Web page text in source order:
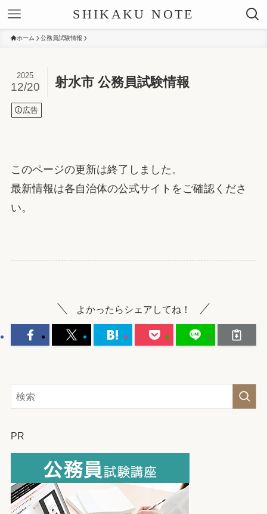
SHIKAKU NOTE
ホーム 公務員試験情報
射水市 公務員試験情報
2025
12/20
広告
このページの更新は終了しました。
最新情報は各自治体の公式サイトをご確認くださ
い。
よかったらシェアしてね！
PR